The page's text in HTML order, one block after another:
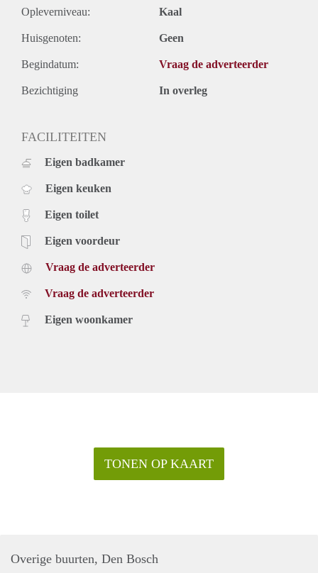
Opleverniveau: Kaal
Huisgenoten: Geen
Begindatum: Vraag de adverteerder
Bezichtiging In overleg
FACILITEITEN
Eigen badkamer
Eigen keuken
Eigen toilet
Eigen voordeur
Vraag de adverteerder
Vraag de adverteerder
Eigen woonkamer
TONEN OP KAART
Overige buurten, Den Bosch